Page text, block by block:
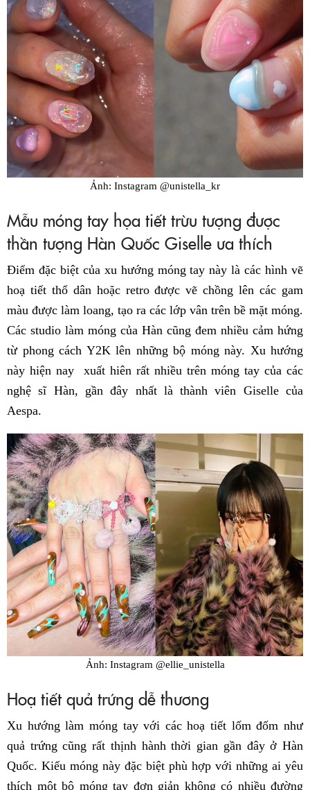
Ảnh: Instagram @unistella_kr
Mẫu móng tay họa tiết trừu tượng được
thần tượng Hàn Quốc Giselle ưa thích
Điểm đặc biệt của xu hướng móng tay này là các hình vẽ
hoạ tiết thổ dân hoặc retro được vẽ chồng lên các gam
màu được làm loang, tạo ra các lớp vân trên bề mặt móng.
Các studio làm móng của Hàn cũng đem nhiều cảm hứng
từ phong cách Y2K lên những bộ móng này. Xu hướng
này hiện nay xuất hiên rất nhiều trên móng tay của các
nghệ sĩ Hàn, gần đây nhất là thành viên Giselle của
Aespa.
Ảnh: Instagram @ellie_unistella
Hoạ tiết quả trứng dễ thương
Xu hướng làm móng tay với các hoạ tiết lốm đốm như
quả trứng cũng rất thịnh hành thời gian gần đây ở Hàn
Quốc. Kiểu móng này đặc biệt phù hợp với những ai yêu
thích một bộ móng tay đơn giản không có nhiều đường